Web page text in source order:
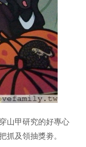
山甲研究的好專心
抓及領抽獎劵。